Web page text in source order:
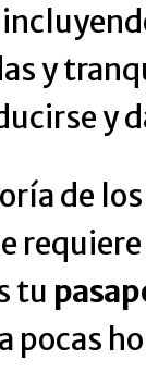
y
y
de
tu
pocas